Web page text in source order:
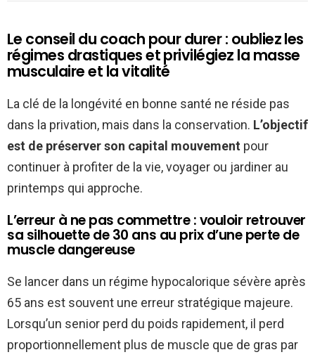
Le conseil du coach pour durer : oubliez les
régimes drastiques et privilégiez la masse
musculaire et la vitalité
La clé de la longévité en bonne santé ne réside pas
dans la privation, mais dans la conservation. L’objectif
est de préserver son capital mouvement pour
continuer à profiter de la vie, voyager ou jardiner au
printemps qui approche.
L’erreur à ne pas commettre : vouloir retrouver
sa silhouette de 30 ans au prix d’une perte de
muscle dangereuse
Se lancer dans un régime hypocalorique sévère après
65 ans est souvent une erreur stratégique majeure.
Lorsqu’un senior perd du poids rapidement, il perd
proportionnellement plus de muscle que de gras par